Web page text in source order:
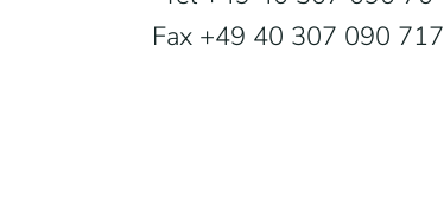
Fax +49 40 307 090 717